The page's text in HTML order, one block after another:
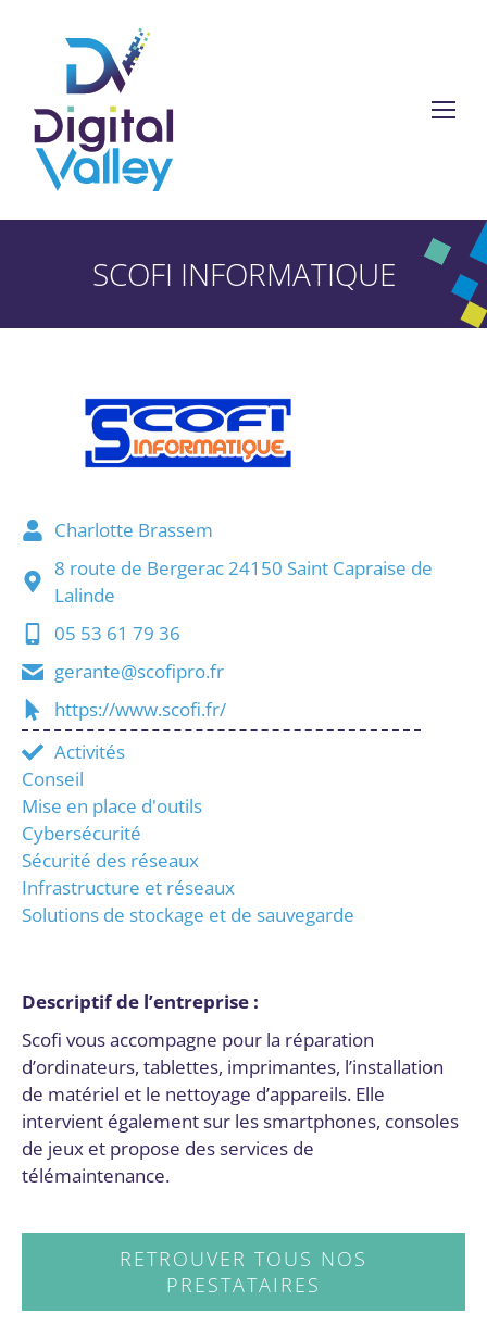
SCOFI INFORMATIQUE
Charlotte Brassem
8 route de Bergerac 24150 Saint Capraise de
Lalinde
05 53 61 79 36
gerante@scofipro.fr
https://www.scofi.fr/
Activités
Conseil
Mise en place d'outils
Cybersécurité
Sécurité des réseaux
Infrastructure et réseaux
Solutions de stockage et de sauvegarde
Descriptif de l’entreprise :
Scofi vous accompagne pour la réparation
d’ordinateurs, tablettes, imprimantes, l’installation
de matériel et le nettoyage d’appareils. Elle
intervient également sur les smartphones, consoles
de jeux et propose des services de
télémaintenance.
RETROUVER TOUS NOS
PRESTATAIRES